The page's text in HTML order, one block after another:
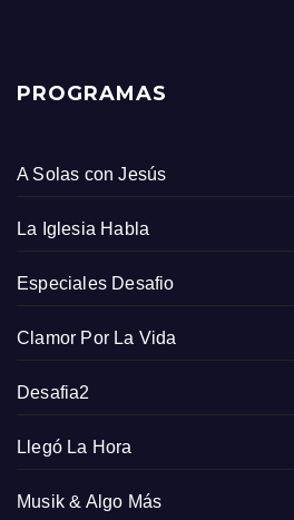
PROGRAMAS
A Solas con Jesús
La Iglesia Habla
Especiales Desafio
Clamor Por La Vida
Desafia2
Llegó La Hora
Musik & Algo Más